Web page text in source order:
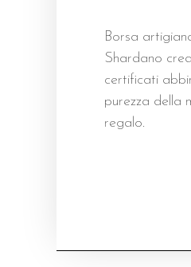
Borsa
Shardano
certificati
purezza della
regalo.